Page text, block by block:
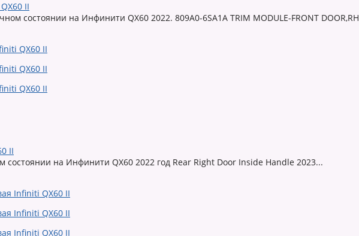
II
состоянии на Инфинити QX60 2022. 809A0-6SA1A TRIM MODULE-FRONT DOOR,RH
II
состоянии на Инфинити QX60 2022 год Rear Right Door Inside Handle 2023...